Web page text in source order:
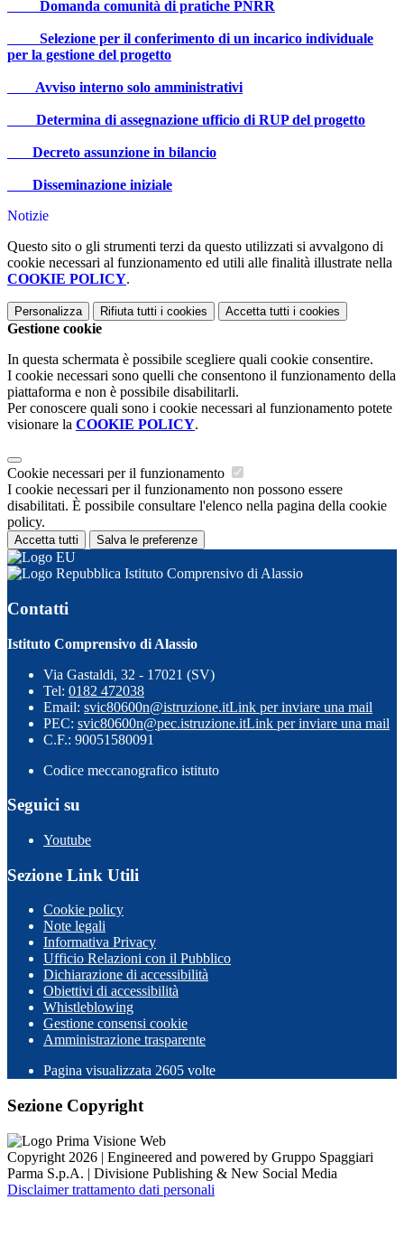
Domanda comunità di pratiche PNRR
Selezione per il conferimento di un incarico individuale
per la gestione del progetto
Avviso interno solo amministrativi
Determina di assegnazione ufficio di RUP del progetto
Decreto assunzione in bilancio
Disseminazione iniziale
Notizie
Questo sito o gli strumenti terzi da questo utilizzati si avvalgono di
cookie necessari al funzionamento ed utili alle finalità illustrate nella
COOKIE POLICY.
Personalizza Rifiuta tutti i cookies Accetta tutti i cookies
Gestione cookie
In questa schermata è possibile scegliere quali cookie consentire.
I cookie necessari sono quelli che consentono il funzionamento della
piattaforma e non è possibile disabilitarli.
Per conoscere quali sono i cookie necessari al funzionamento potete
visionare la COOKIE POLICY.
Cookie necessari per il funzionamento
I cookie necessari per il funzionamento non possono essere
disabilitati. È possibile consultare l'elenco nella pagina della cookie
policy.
Accetta tutti Salva le preferenze
Istituto Comprensivo di Alassio
Contatti
Istituto Comprensivo di Alassio
Via Gastaldi, 32 - 17021 (SV)
Tel: 0182 472038
Email: svic80600n@istruzione.itLink per inviare una mail
PEC: svic80600n@pec.istruzione.itLink per inviare una mail
C.F.: 90051580091
Codice meccanografico istituto
Seguici su
Youtube
Sezione Link Utili
Cookie policy
Note legali
Informativa Privacy
Ufficio Relazioni con il Pubblico
Dichiarazione di accessibilità
Obiettivi di accessibilità
Whistleblowing
Gestione consensi cookie
Amministrazione trasparente
Pagina visualizzata 2605 volte
Sezione Copyright
Copyright 2026 | Engineered and powered by Gruppo Spaggiari
Parma S.p.A. | Divisione Publishing & New Social Media
Disclaimer trattamento dati personali